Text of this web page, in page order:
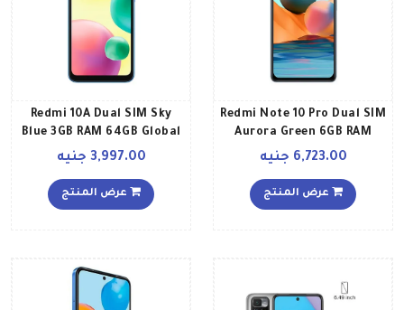
Redmi Note 10 Pro Dual SIM
Aurora Green 6GB RAM
128GB 4G LTE
6,723.00 جنيه
عرض المنتج
Redmi 10A Dual SIM Sky
Blue 3GB RAM 64GB Global
Version
3,997.00 جنيه
عرض المنتج